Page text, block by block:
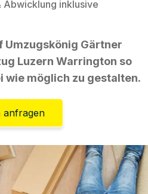
Abwicklung inklusive
Umzugskönig Gärtner
Luzern Warrington so
wie möglich zu gestalten.
anfragen